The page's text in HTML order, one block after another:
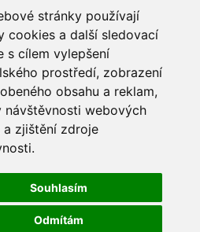
stránky používají
cookies a další sledovací
s cílem vylepšení
prostředí, zobrazení
obsahu a reklam,
návštěvnosti webových
a zjištění zdroje
Souhlasím
Odmítám
739/1, Svitavy 568 02, CZ